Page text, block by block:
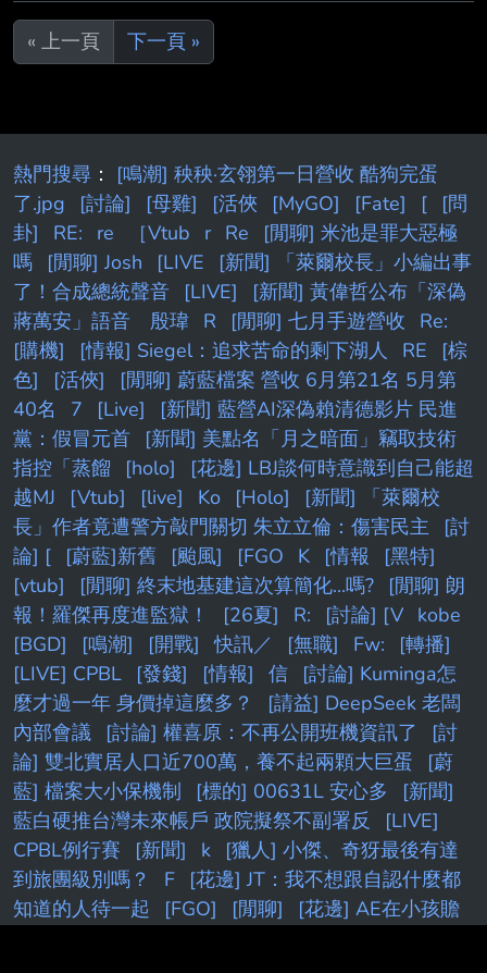
« 上一頁 下一頁 »
熱門搜尋 ： [鳴潮] 秧秧·玄翎第一日營收 酷狗完蛋
了.jpg
[討論] [母雞] [活俠 [MyGO] [Fate] [
[問
卦]
RE: re ［Vtub r Re
[閒聊] 米池是罪大惡極
嗎
[閒聊] Josh [LIVE
[新聞] 「萊爾校長」小編出事
了！合成總統聲音
[LIVE]
[新聞] 黃偉哲公布「深偽
蔣萬安」語音 殷瑋 R [閒聊] 七月手遊營收
Re:
[購機]
[情報] Siegel：追求苦命的剩下湖人 RE
[棕
色]
[活俠]
[閒聊] 蔚藍檔案 營收 6月第21名 5月第
40名
7 [Live]
[新聞] 藍營AI深偽賴清德影片 民進
黨：假冒元首
[新聞] 美點名「月之暗面」竊取技術
指控「蒸餾
[holo]
[花邊] LBJ談何時意識到自己能超
越MJ
[Vtub] [live] Ko [Holo]
[新聞] 「萊爾校
長」作者竟遭警方敲門關切 朱立立倫：傷害民主
[討
論] [
[蔚藍]新舊 [颱風] [FGO K [情報
[黑特]
[vtub]
[閒聊] 終末地基建這次算簡化...嗎?
[閒聊] 朗
報！羅傑再度進監獄！
[26夏] R: [討論] [V kobe
[BGD]
[鳴潮] [開戰] 快訊／ [無職] Fw:
[轉播]
[LIVE] CPBL
[發錢] [情報] 信
[討論] Kuminga怎
麼才過一年 身價掉這麼多？
[請益] DeepSeek 老闆
內部會議
[討論] 權喜原：不再公開班機資訊了
[討
論] 雙北實居人口近700萬，養不起兩顆大巨蛋
[蔚
藍] 檔案大小保機制
[標的] 00631L 安心多
[新聞]
藍白硬推台灣未來帳戶 政院擬祭不副署反
[LIVE]
CPBL例行賽
[新聞] k
[獵人] 小傑、奇犽最後有達
到旅團級別嗎？
F
[花邊] JT：我不想跟自認什麼都
知道的人待一起
[FGO] [閒聊]
[花邊] AE在小孩贍